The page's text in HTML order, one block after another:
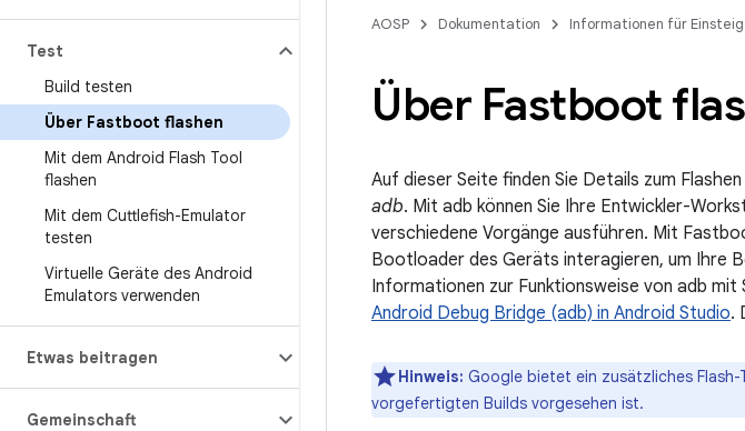
Test
Build testen
Über Fastboot flashen
Mit dem Android Flash Tool
flashen
Mit dem Cuttlefish-Emulator
testen
Virtuelle Geräte des Android
Emulators verwenden
Etwas beitragen
Gemeinschaft
AOSP Dokumentation Informationen für
Über Fastboot
Auf dieser Seite finden Sie Details zum
adb. Mit adb können Sie Ihre Entwickler-
verschiedene Vorgänge ausführen. Mit
Bootloader des Geräts interagieren, um Ihre
Informationen zur Funktionsweise von adb
Android Debug Bridge (adb) in Android Studio.
Hinweis: Google bietet ein zusätzliches
vorgefertigten Builds vorgesehen ist.